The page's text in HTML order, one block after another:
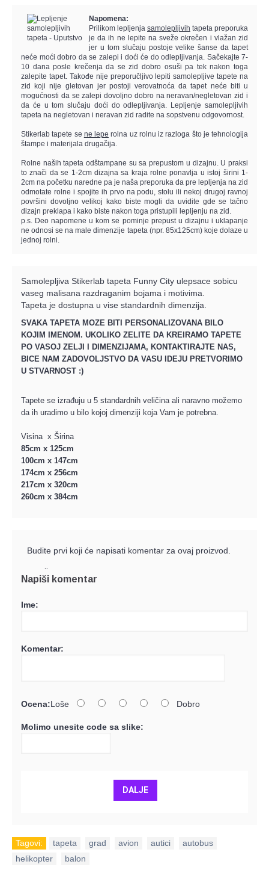
Napomena:
Prilikom lepljenja samolepljivih tapeta preporuka
je da ih ne lepite na sveže okrečen i vlažan zid
jer u tom slučaju postoje velike šanse da tapet
neće moći dobro da se zalepi i doći će do odlepljivanja. Sačekajte 7-
10 dana posle krečenja da se zid dobro osuši pa tek nakon toga
zalepite tapet. Takođe nije preporučljivo lepiti samolepljive tapete na
zid koji nije gletovan jer postoji verovatnoća da tapet neće biti u
mogućnosti da se zalepi dovoljno dobro na neravan/negletovan zid i
da će u tom slučaju doći do odlepljivanja. Lepljenje samolepljivih
tapeta na negletovan i neravan zid radite na sopstvenu odgovornost.
Stikerlab tapete se ne lepe rolna uz rolnu iz razloga što je tehnologija
štampe i materijala drugačija.
Rolne naših tapeta odštampane su sa prepustom u dizajnu. U praksi
to znači da se 1-2cm dizajna sa kraja rolne ponavlja u istoj širini 1-
2cm na početku naredne pa je naša preporuka da pre lepljenja na zid
odmotate rolne i spojite ih prvo na podu, stolu ili nekoj drugoj ravnoj
površini dovoljno velikoj kako biste mogli da uvidite gde se tačno
dizajn preklapa i kako biste nakon toga pristupili lepljenju na zid.
p.s. Deo napomene u kom se pominje prepust u dizajnu i uklapanje
ne odnosi se na male dimenzije tapeta (npr. 85x125cm) koje dolaze u
jednoj rolni.
Samolepljiva Stikerlab tapeta Funny City ulepsace sobicu
vaseg malisana razdraganim bojama i motivima.
Tapeta je dostupna u vise standardnih dimenzija.
SVAKA TAPETA MOZE BITI PERSONALIZOVANA BILO
KOJIM IMENOM. UKOLIKO ZELITE DA KREIRAMO TAPETE
PO VASOJ ZELJI I DIMENZIJAMA, KONTAKTIRAJTE NAS,
BICE NAM ZADOVOLJSTVO DA VASU IDEJU PRETVORIMO
U STVARNOST :)
Tapete se izrađuju u 5 standardnih veličina ali naravno možemo
da ih uradimo u bilo kojoj dimenziji koja Vam je potrebna.
Visina x Širina
85cm x 125cm
100cm x 147cm
174cm x 256cm
217cm x 320cm
260cm x 384cm
Budite prvi koji će napisati komentar za ovaj proizvod.
e-mail
Napiši komentar
Ime:
Komentar:
Ocena:Loše Dobro
Molimo unesite code sa slike:
DALJE
Tagovi: tapeta grad avion autici autobus
helikopter
balon